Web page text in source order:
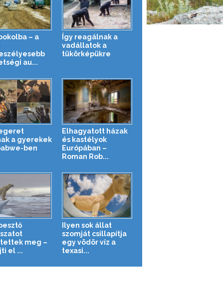
– a
au...
Így reagálnak a
vadállatok a
tükörképükre
a gyerekek
ben
Elhagyatott házak
és kastélyok
Európában –
Roman Rob...
meg –
el ...
Ilyen sok állat
szomját csillapítja
egy vödör víz a
texasi...